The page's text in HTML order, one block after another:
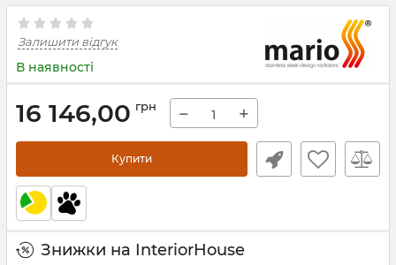
Залишити відгук
В наявності
16 146,00 грн − +
Купити
Знижки на InteriorHouse